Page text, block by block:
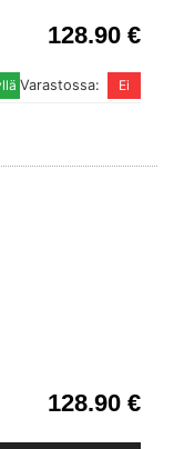
128.90 €
Varastossa:
128.90 €